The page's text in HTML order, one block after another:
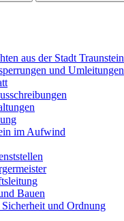
aus der Stadt Traunstein
und Umleitungen
im Aufwind
Bauen
und Ordnung